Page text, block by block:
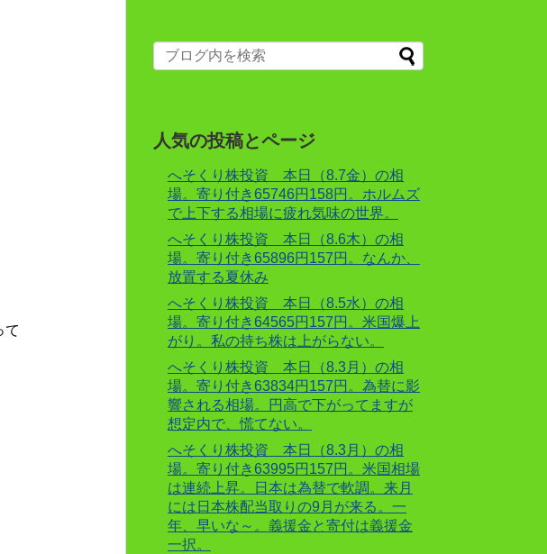
て
人気の投稿とページ
へそくり株投資 本日（8.7金）の相
場。寄り付き65746円158円。ホルムズ
で上下する相場に疲れ気味の世界。
へそくり株投資 本日（8.6木）の相
場。寄り付き65896円157円。なんか、
放置する夏休み
へそくり株投資 本日（8.5水）の相
場。寄り付き64565円157円。米国爆上
がり。私の持ち株は上がらない。
へそくり株投資 本日（8.3月）の相
場。寄り付き63834円157円。為替に影
響される相場。円高で下がってますが
想定内で、慌てない。
へそくり株投資 本日（8.3月）の相
場。寄り付き63995円157円。米国相場
は連続上昇。日本は為替で軟調。来月
には日本株配当取りの9月が来る。一
年、早いな～。義援金と寄付は義援金
一択。